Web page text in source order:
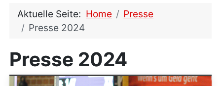
Aktuelle Seite: Home
Presse
Presse 2024
Presse 2024